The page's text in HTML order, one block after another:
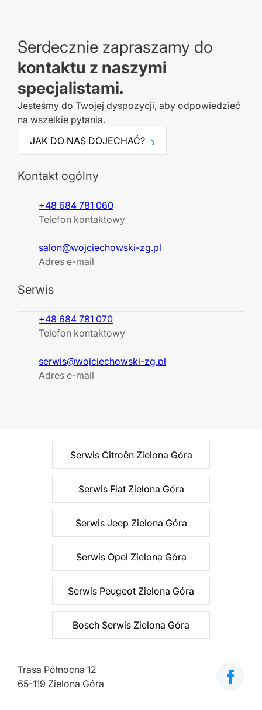
Serdecznie zapraszamy do
kontaktu z naszymi
specjalistami.
Jesteśmy do Twojej dyspozycji, aby odpowiedzieć
na wszelkie pytania.
JAK DO NAS DOJECHAĆ?
Kontakt ogólny
+48 684 781 060
Telefon kontaktowy
salon@wojciechowski-zg.pl
Adres e-mail
Serwis
+48 684 781 070
Telefon kontaktowy
serwis@wojciechowski-zg.pl
Adres e-mail
Serwis Citroën Zielona Góra
Serwis Fiat Zielona Góra
Serwis Jeep Zielona Góra
Serwis Opel Zielona Góra
Serwis Peugeot Zielona Góra
Bosch Serwis Zielona Góra
Trasa Północna 12
65-119 Zielona Góra